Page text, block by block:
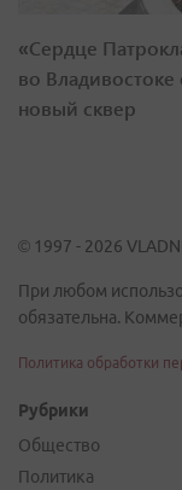
«Сердце
во Владивостоке
новый сквер
© 1997 - 2026
При любом
обязательна.
Политика обработки
Рубрики
Общество
Политика